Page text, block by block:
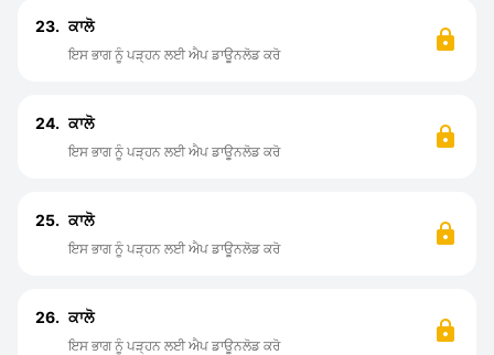
23. ਕ‍ਾਲੋ
ਇਸ ਭਾਗ ਨੂੰ ਪੜ੍ਹਨ ਲਈ ਐਪ ਡਾਊਨਲੋਡ ਕਰੋ
24. ਕਾਲੋ
ਇਸ ਭਾਗ ਨੂੰ ਪੜ੍ਹਨ ਲਈ ਐਪ ਡਾਊਨਲੋਡ ਕਰੋ
25. ਕਾਲੋ
ਇਸ ਭਾਗ ਨੂੰ ਪੜ੍ਹਨ ਲਈ ਐਪ ਡਾਊਨਲੋਡ ਕਰੋ
26. ਕਾਲੋ
ਇਸ ਭਾਗ ਨੂੰ ਪੜ੍ਹਨ ਲਈ ਐਪ ਡਾਊਨਲੋਡ ਕਰੋ